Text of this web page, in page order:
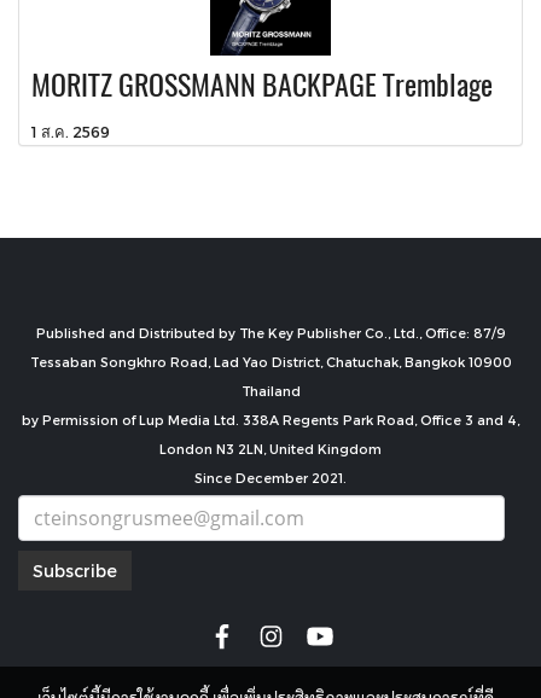
MORITZ GROSSMANN BACKPAGE Tremblage
1 ส.ค. 2569
Published and Distributed by The Key Publisher Co., Ltd., Office: 87/9
Tessaban Songkhro Road, Lad Yao District, Chatuchak, Bangkok 10900
Thailand
by Permission of Lup Media Ltd. 338A Regents Park Road, Office 3 and 4,
London N3 2LN, United Kingdom
Since December 2021.
Subscribe